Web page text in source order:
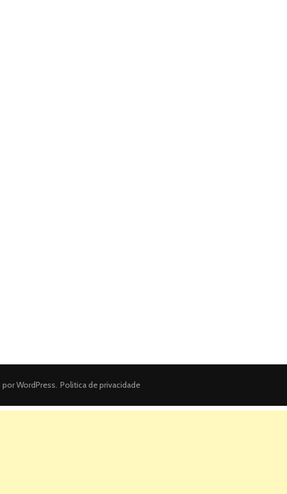
porWordPress. Politica de privacidade